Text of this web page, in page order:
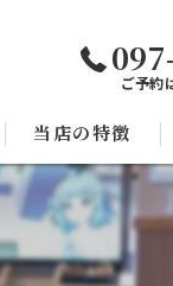
ご予約
当店の特徴
焼き鳥
宴会